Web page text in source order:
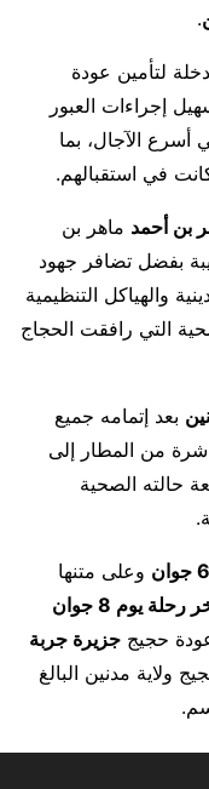
.
لتأمين عودة
إجراءات العبور
أسرع الآجال، بما
في استقبالهم.
بن أحمد ماهر بن
بفضل تضافر جهود
والهياكل التنظيمية
التي رافقت الحجاج
بعد إتمامه جميع
من المطار إلى
حالته الصحية
وعلى متنها
رحلة يوم 8 جوان
حجيج جزيرة جربة
ولاية مدنين البالغ